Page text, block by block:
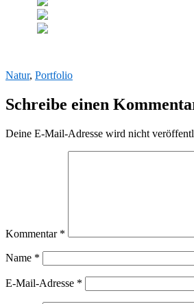
Natur, Portfolio
Schreibe einen
Deine E-Mail-Adresse wird nicht
Kommentar *
Name *
E-Mail-Adresse *